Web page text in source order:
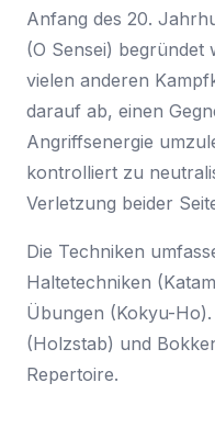
Anfang des 20.
(O Sensei) begründet
vielen anderen
darauf ab, einen
Angriffsenergie
kontrolliert zu
Verletzung beider
Die Techniken
Haltetechniken
Übungen (Kokyu-
(Holzstab) und
Repertoire.